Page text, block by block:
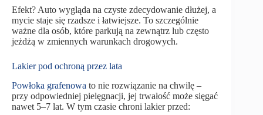
Efekt? Auto wygląda na czyste zdecydowanie dłużej, a
mycie staje się rzadsze i łatwiejsze. To szczególnie
ważne dla osób, które parkują na zewnątrz lub często
jeżdżą w zmiennych warunkach drogowych.
Lakier pod ochroną przez lata
Powłoka grafenowa to nie rozwiązanie na chwilę –
przy odpowiedniej pielęgnacji, jej trwałość może sięgać
nawet 5–7 lat. W tym czasie chroni lakier przed: